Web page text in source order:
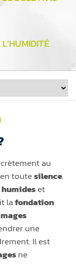
au
toutesilence.
humideset
lafondation
une
Il est
ne